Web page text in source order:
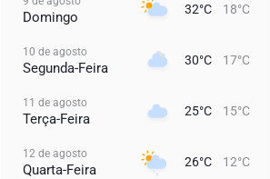
Domingo 32°C 18°C
10 de agosto
Segunda-Feira 30°C 17°C
11 de agosto
Terça-Feira 25°C 15°C
12 de agosto
Quarta-Feira 26°C 12°C